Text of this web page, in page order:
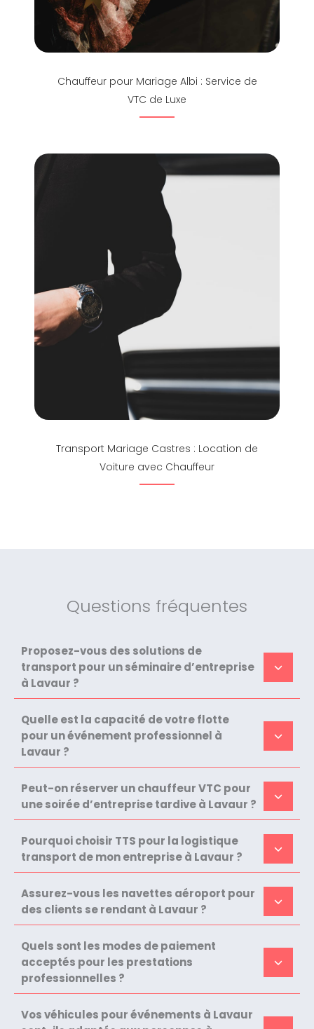
Chauffeur pour Mariage Albi : Service de
VTC de Luxe
Transport Mariage Castres : Location de
Voiture avec Chauffeur
Questions fréquentes
Proposez-vous des solutions de
transport pour un séminaire d’entreprise
à Lavaur ?
Quelle est la capacité de votre flotte
pour un événement professionnel à
Lavaur ?
Peut-on réserver un chauffeur VTC pour
une soirée d’entreprise tardive à Lavaur ?
Pourquoi choisir TTS pour la logistique
transport de mon entreprise à Lavaur ?
Assurez-vous les navettes aéroport pour
des clients se rendant à Lavaur ?
Quels sont les modes de paiement
acceptés pour les prestations
professionnelles ?
Vos véhicules pour événements à Lavaur